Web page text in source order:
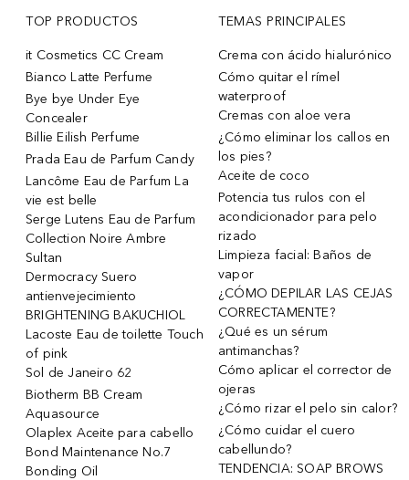
TOP PRODUCTOS
it Cosmetics CC Cream
Bianco Latte Perfume
Bye bye Under Eye
Concealer
Billie Eilish Perfume
Prada Eau de Parfum Candy
Lancôme Eau de Parfum La
vie est belle
Serge Lutens Eau de Parfum
Collection Noire Ambre
Sultan
Dermocracy Suero
antienvejecimiento
BRIGHTENING BAKUCHIOL
Lacoste Eau de toilette Touch
of pink
Sol de Janeiro 62
Biotherm BB Cream
Aquasource
Olaplex Aceite para cabello
Bond Maintenance No.7
Bonding Oil
TEMAS PRINCIPALES
Crema con ácido hialurónico
Cómo quitar el rímel
waterproof
Cremas con aloe vera
¿Cómo eliminar los callos en
los pies?
Aceite de coco
Potencia tus rulos con el
acondicionador para pelo
rizado
Limpieza facial: Baños de
vapor
¿CÓMO DEPILAR LAS CEJAS
CORRECTAMENTE?
¿Qué es un sérum
antimanchas?
Cómo aplicar el corrector de
ojeras
¿Cómo rizar el pelo sin calor?
¿Cómo cuidar el cuero
cabellundo?
TENDENCIA: SOAP BROWS